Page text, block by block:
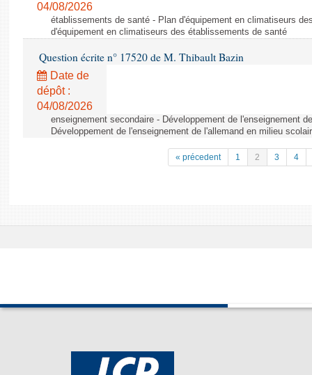
04/08/2026
établissements de santé - Plan d'équipement en climatiseurs
d'équipement en climatiseurs des établissements de santé
Question écrite n° 17520 de M. Thibault Bazin
Date de
dépôt :
04/08/2026
enseignement secondaire - Développement de l'enseignement
Développement de l'enseignement de l'allemand en milieu
« précedent 1 2 3 4